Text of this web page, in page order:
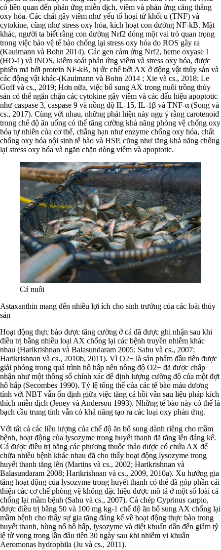
có liên quan đến phản ứng miễn dịch, viêm và phản ứng căng thẳng
oxy hóa. Các chất gây viêm như yếu tố hoại tử khối u (TNF) và
cytokine, cũng như stress oxy hóa, kích hoạt con đường NF-kB. Mặt
khác, người ta biết rằng con đường Nrf2 đóng một vai trò quan trọng
trong việc bảo vệ tế bào chống lại stress oxy hóa do ROS gây ra
(Kaulmann và Bohn 2014). Các gen cảm ứng Nrf2, heme oxyase 1
(HO-1) và iNOS, kiểm soát phản ứng viêm và stress oxy hóa, được
phiên mã bởi protein NF-kB, bị ức chế bởi AX ở động vật thủy sản và
các động vật khác-(Kaulmann và Bohn 2014 ; Xie và cs., 2018; Le
Goff và cs., 2019; Hơn nữa, việc bổ sung AX trong nuôi trồng thủy
sản có thể ngăn chặn các cytokine gây viêm và các dấu hiệu apoptotic
như caspase 3, caspase 9 và nồng độ IL-15, IL-1β và TNF-α (Song và
cs., 2017). Cùng với nhau, những phát hiện này ngụ ý rằng carotenoid
trong chế độ ăn uống có thể tăng cường khả năng phòng vệ chống oxy
hóa tự nhiên của cơ thể, chẳng hạn như enzyme chống oxy hóa, chất
chống oxy hóa nội sinh tế bào và HSP, cũng như tăng khả năng chống
lại stress oxy hóa và ngăn chặn dòng viêm và apoptotic.
Cá nuôi
Astaxanthin mang đến nhiều lợi ích cho sinh trưởng của các loài thủy
sản
Hoạt động thực bào được tăng cường ở cá đã được ghi nhận sau khi
điều trị bằng nhiều loại AX chống lại các bệnh truyền nhiễm khác
nhau (Harikrishnan và Balasundaram 2005; Sahu và cs., 2007;
Harikrishnan và cs., 2010b, 2011). Vì O2− là sản phẩm đầu tiên được
giải phóng trong quá trình hô hấp nên nồng độ O2− đã được chấp
nhận như một thông số chính xác để định lượng cường độ của một đợt
hô hấp (Secombes 1990). Tỷ lệ tổng thể của các tế bào máu dương
tính với NBT vẫn ổn định giữa việc tăng cá hồi vân sau liệu pháp kích
thích miễn dịch (Jeney và Anderson 1993). Những tế bào này có thể là
bạch cầu trung tính vẫn có khả năng tạo ra các loại oxy phản ứng.
Với tất cả các liều lượng của chế độ ăn bổ sung dành riêng cho mầm
bệnh, hoạt động của lysozyme trong huyết thanh đã tăng lên đáng kể.
Cá được điều trị bằng các phương thuốc thảo dược có chứa AX để
chữa nhiều bệnh khác nhau đã cho thấy hoạt động lysozyme trong
huyết thanh tăng lên (Martins và cs., 2002; Harikrishnan và
Balasundaram 2008; Harikrishnan và cs., 2009, 2010a). Xu hướng gia
tăng hoạt động của lysozyme trong huyết thanh có thể đã góp phần cải
thiện các cơ chế phòng vệ không đặc hiệu được mô tả ở một số loài cá
chống lại mầm bệnh (Sahu và cs., 2007). Cá chép Cyprinus carpio,
được điều trị bằng 50 và 100 mg kg-1 chế độ ăn bổ sung AX chống lại
mầm bệnh cho thấy sự gia tăng đáng kể về hoạt động thực bào trong
huyết thanh, bùng nổ hô hấp, lysozyme và diệt khuẩn dẫn đến giảm tỷ
lệ tử vong trong lần đầu tiên 30 ngày sau khi nhiễm vi khuẩn
Aeromonas hydrophila (Ju và cs., 2011).